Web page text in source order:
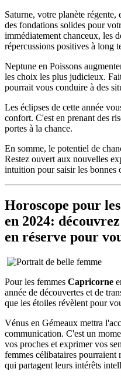
Saturne, votre planète régente,
des fondations solides pour
immédiatement chanceux, les
répercussions positives à long
Neptune en Poissons
les choix les plus judicieux.
pourrait vous conduire à des
Les éclipses de cette année
confort. C'est en prenant des
portes à la chance.
En somme, le potentiel de
Restez ouvert aux nouvelles
intuition pour saisir les bonnes
Horoscope pour
en 2024:
en réserve pour
Pour les femmes Capricorne
année de découvertes et de
que les étoiles révèlent pour
Vénus en Gémeaux mettra
communication. C'est un
vos proches et exprimer vos
femmes célibataires pourraient
qui partagent leurs intérêts